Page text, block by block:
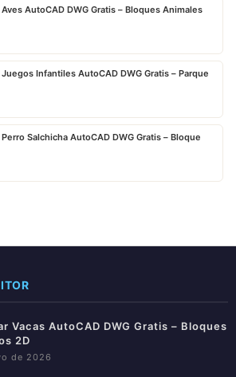
AutoCAD DWG Gratis – Bloques Animales
Infantiles AutoCAD DWG Gratis – Parque
Salchicha AutoCAD DWG Gratis – Bloque
Vacas AutoCAD DWG Gratis – Bloques
2D
de 2026